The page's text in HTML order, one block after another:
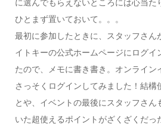
に選んでもらえないところには心当た
ひとまず置いておいて。。。
最初に参加したときに、スタッフさん
イトキーの公式ホームページにログイ
たので、メモに書き書き。オンライン
さっそくログインしてみました！結構
とや、イベントの最後にスタッフさん
いた超使えるポイントがざくざくだっ